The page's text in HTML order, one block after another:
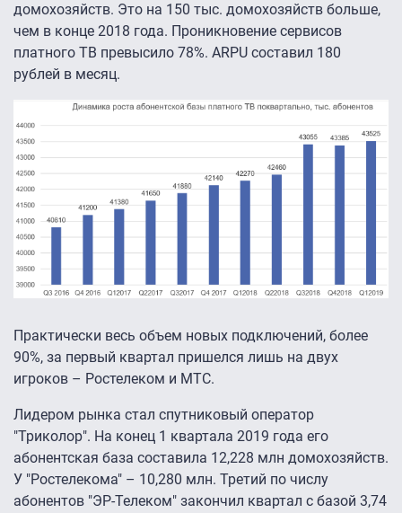
домохозяйств. Это на 150 тыс. домохозяйств больше,
чем в конце 2018 года. Проникновение сервисов
платного ТВ превысило 78%. ARPU составил 180
рублей в месяц.
Практически весь объем новых подключений, более
90%, за первый квартал пришелся лишь на двух
игроков – Ростелеком и МТС.
Лидером рынка стал спутниковый оператор
"Триколор". На конец 1 квартала 2019 года его
абонентская база составила 12,228 млн домохозяйств.
У "Ростелекома" – 10,280 млн. Третий по числу
абонентов "ЭР-Телеком" закончил квартал с базой 3,74